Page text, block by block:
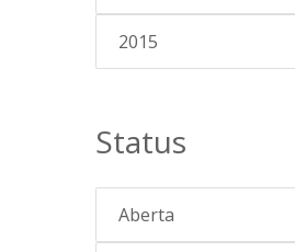
2015
Status
Aberta